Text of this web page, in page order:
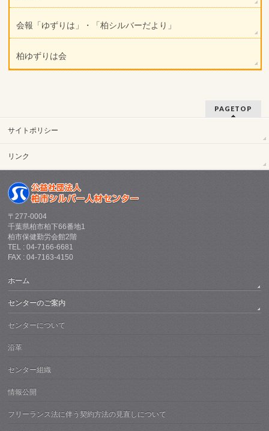
会報「ゆずりは」・「柏シルバーだより」
柏ゆずりは会
PAGETOP
サイトポリシー
リンク
〒277-0004
千葉県柏市柏下66番地1
柏市保健勤労会館2階
TEL : 04-7166-6681
FAX : 04-7163-4150
ホーム
センターのご案内
センターについて
沿革
センター組織
情報公開
フリーランス法に伴う契約方法の見直しについて